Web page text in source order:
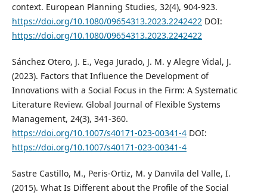
context. European Planning Studies, 32(4), 904-923.
https://doi.org/10.1080/09654313.2023.2242422 DOI:
https://doi.org/10.1080/09654313.2023.2242422
Sánchez Otero, J. E., Vega Jurado, J. M. y Alegre Vidal, J.
(2023). Factors that Influence the Development of
Innovations with a Social Focus in the Firm: A Systematic
Literature Review. Global Journal of Flexible Systems
Management, 24(3), 341-360.
https://doi.org/10.1007/s40171-023-00341-4DOI:
https://doi.org/10.1007/s40171-023-00341-4
Sastre Castillo, M., Peris‐Ortiz, M. y Danvila del Valle, I.
(2015). What Is Different about the Profile of the Social